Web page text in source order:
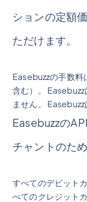
ションの定額
ただけます。
Easebuzzの手数料
含む）。
ません。
Easebuzzの
チャントのた
すべてのデビット
べてのクレジット